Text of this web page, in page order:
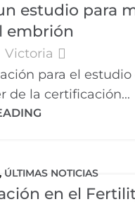
estudio para
embrión
Victoria
para el
de la certificación...
ÚLTIMAS NOTICIAS
en el